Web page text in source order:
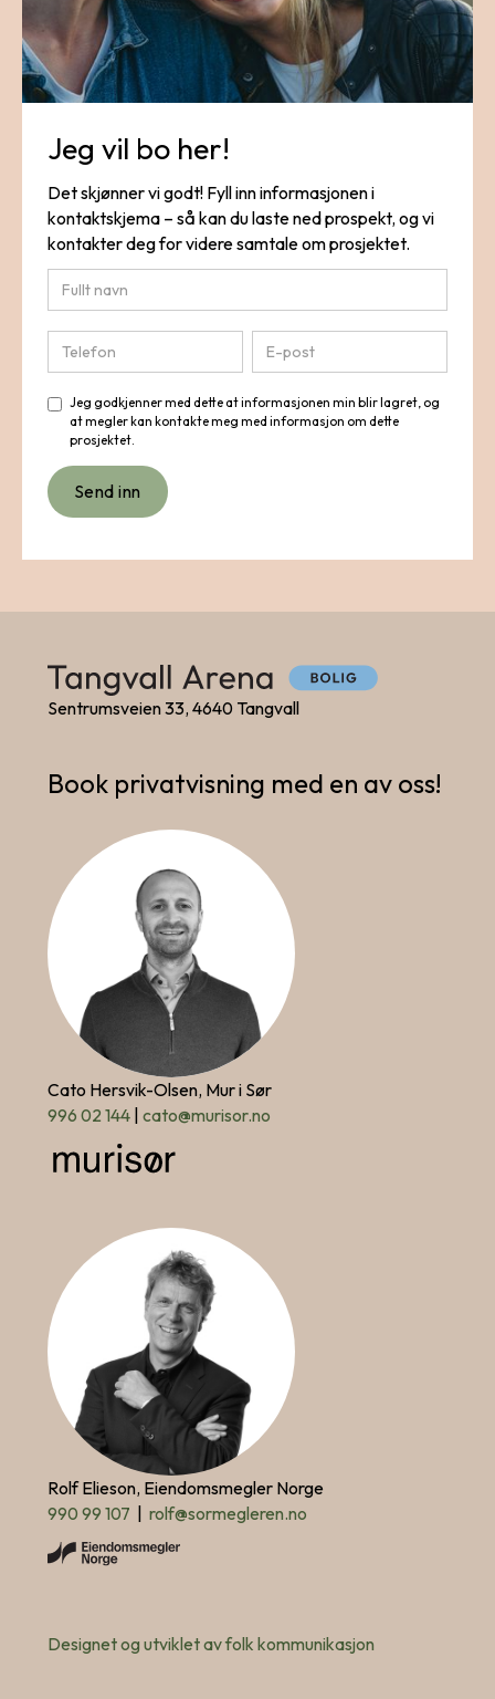
Jeg vil bo her!
Det skjønner vi godt! Fyll inn informasjonen i
kontaktskjema – så kan du laste ned prospekt, og vi
kontakter deg for videre samtale om prosjektet.
Jeg godkjenner med dette at informasjonen min blir lagret, og
at megler kan kontakte meg med informasjon om dette
prosjektet.
Sentrumsveien 33, 4640 Tangvall
Book privatvisning med en av oss!
Cato Hersvik-Olsen, Mur i Sør
996 02 144 |cato@murisor.no
Rolf Elieson, Eiendomsmegler Norge
990 99 107 |rolf@sormegleren.no
Designet og utviklet av folk kommunikasjon